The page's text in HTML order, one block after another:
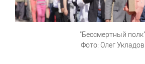
"Бессмертный полк"
Фото: Олег Укладов